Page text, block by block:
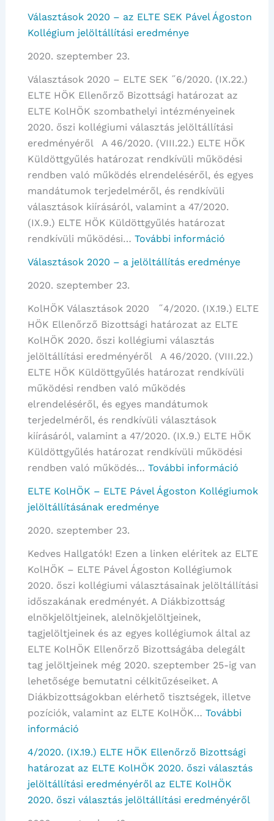
2020
–
elnöki
programok,
bemutatkozások
Választások 2020 – az ELTE SEK Pável Ágoston
Kollégium jelöltállítási eredménye
2020. szeptember 23.
Választások 2020 – ELTE SEK ˝6/2020. (IX.22.)
ELTE HÖK Ellenőrző Bizottsági határozat az
ELTE KolHÖK szombathelyi intézményeinek
2020. őszi kollégiumi választás jelöltállítási
eredményéről A 46/2020. (VIII.22.) ELTE HÖK
Küldöttgyűlés határozat rendkívüli működési
rendben való működés elrendeléséről, és egyes
mandátumok terjedelméről, és rendkívüli
választások kiírásáról, valamint a 47/2020.
(IX.9.) ELTE HÖK Küldöttgyűlés határozat
rendkívüli működési… További információ:
2020
az
ELTE
Ágoston
Választások 2020 – a jelöltállítás eredménye
2020. szeptember 23.
KolHÖK Választások 2020 ˝4/2020. (IX.19.) ELTE
HÖK Ellenőrző Bizottsági határozat az ELTE
KolHÖK 2020. őszi kollégiumi választás
jelöltállítási eredményéről A 46/2020. (VIII.22.)
ELTE HÖK Küldöttgyűlés határozat rendkívüli
működési rendben való működés
elrendeléséről, és egyes mandátumok
terjedelméről, és rendkívüli választások
kiírásáról, valamint a 47/2020. (IX.9.) ELTE HÖK
Küldöttgyűlés határozat rendkívüli működési
rendben való működés… További információ:
2020
ELTE KolHÖK – ELTE Pável Ágoston Kollégiumok
jelöltállításának eredménye
2020. szeptember 23.
Kedves Hallgatók! Ezen a linken eléritek az ELTE
KolHÖK – ELTE Pável Ágoston Kollégiumok
2020. őszi kollégiumi választásainak jelöltállítási
időszakának eredményét. A Diákbizottság
elnökjelöltjeinek, alelnökjelöltjeinek,
tagjelöltjeinek és az egyes kollégiumok által az
ELTE KolHÖK Ellenőrző Bizottságába delegált
tag jelöltjeinek még 2020. szeptember 25-ig van
lehetősége bemutatni célkitűzéseiket. A
Diákbizottságokban elérhető tisztségek, illetve
pozíciók, valamint az ELTE KolHÖK… További
információ:
KolHÖK
–
ELTE
Pável
4/2020. (IX.19.) ELTE HÖK Ellenőrző Bizottsági
határozat az ELTE KolHÖK 2020. őszi választás
jelöltállítási eredményéről az ELTE KolHÖK
2020. őszi választás jelöltállítási eredményéről